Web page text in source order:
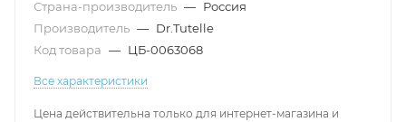
Страна-производитель — Россия
Производитель — Dr.Tutelle
Код товара — ЦБ-0063068
Все характеристики
Цена действительна только для интернет-магазина и